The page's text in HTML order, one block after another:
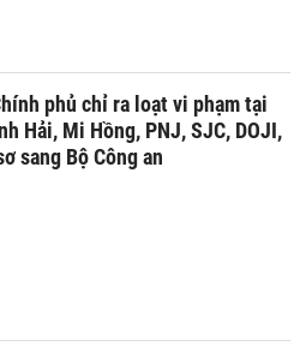
phủ chỉ ra loạt vi phạm tại
Hải, Mi Hồng, PNJ, SJC, DOJI,
sang Bộ Công an